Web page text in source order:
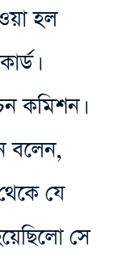
হল
কমিশন।
বলেন,
যে
সে